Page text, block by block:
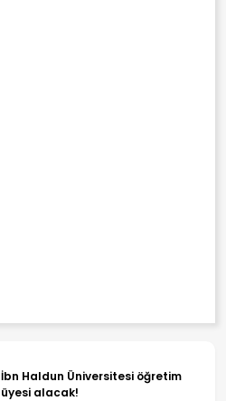
İbn Haldun Üniversitesi öğretim
üyesi alacak!